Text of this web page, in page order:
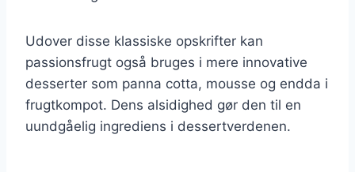
Udover disse klassiske opskrifter kan
passionsfrugt også bruges i mere innovative
desserter som panna cotta, mousse og endda i
frugtkompot. Dens alsidighed gør den til en
uundgåelig ingrediens i dessertverdenen.